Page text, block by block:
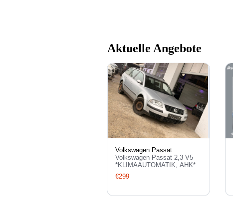
Aktuelle Angebote
Volkswagen Passat
Volkswagen Passat 2,3 V5
*KLIMAAUTOMATIK, AHK*
€299